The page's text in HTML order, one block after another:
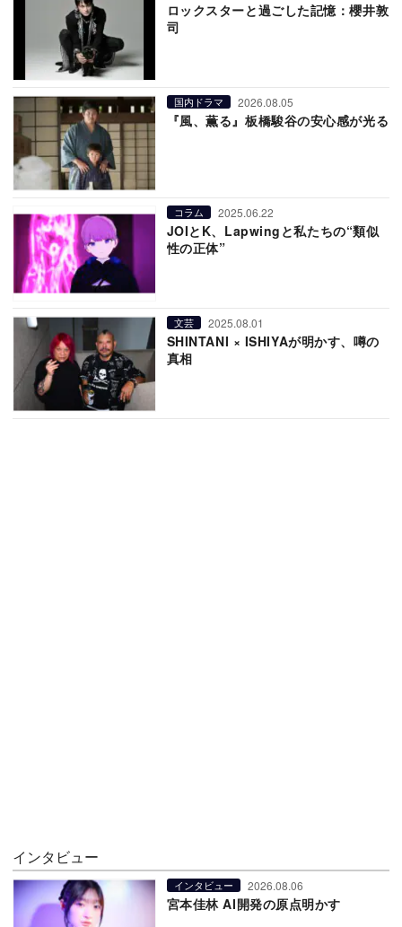
ロックスターと過ごした記憶：櫻井敦
司
国内ドラマ 2026.08.05
『風、薫る』板橋駿谷の安心感が光る
コラム 2025.06.22
JOIとK、Lapwingと私たちの“類似
性の正体”
文芸 2025.08.01
SHINTANI × ISHIYAが明かす、噂の
真相
インタビュー
インタビュー 2026.08.06
宮本佳林 AI開発の原点明かす